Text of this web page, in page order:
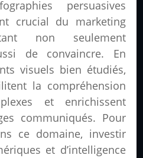
persuasives
crucial du marketing
non seulement
de convaincre. En
visuels bien étudiés,
la compréhension
et enrichissent
communiqués. Pour
ce domaine, investir
et d’intelligence